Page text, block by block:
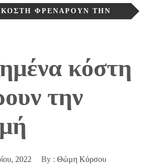
ΦΡΕΝΆΡΟΥΝ ΤΗΝ
κόστη
την
2022 By : Θώμη Κόρσου